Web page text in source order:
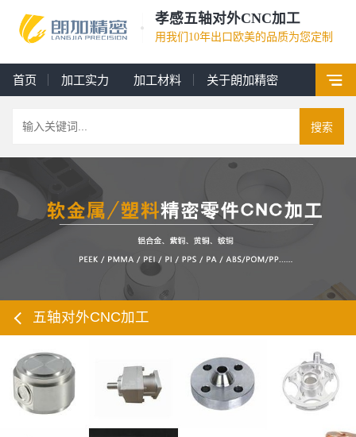
孝感五轴对外CNC加工
用我们10年出口欧美的品质为您定制
首页 加工实力 加工材料 关于朗加精密
搜索
五轴对外CNC加工